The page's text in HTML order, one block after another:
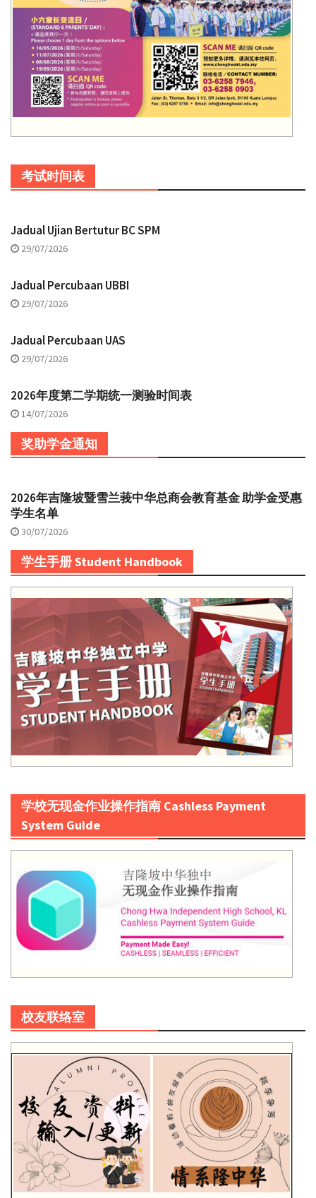
考试时间表
Jadual Ujian Bertutur BC SPM
29/07/2026
Jadual Percubaan UBBI
29/07/2026
Jadual Percubaan UAS
29/07/2026
2026年度第二学期统一测验时间表
14/07/2026
奖助学金通知
2026年吉隆坡暨雪兰莪中华总商会教育基金 助学金受惠
学生名单
30/07/2026
学生手册 Student Handbook
学校无现金作业操作指南 Cashless Payment
System Guide
校友联络室